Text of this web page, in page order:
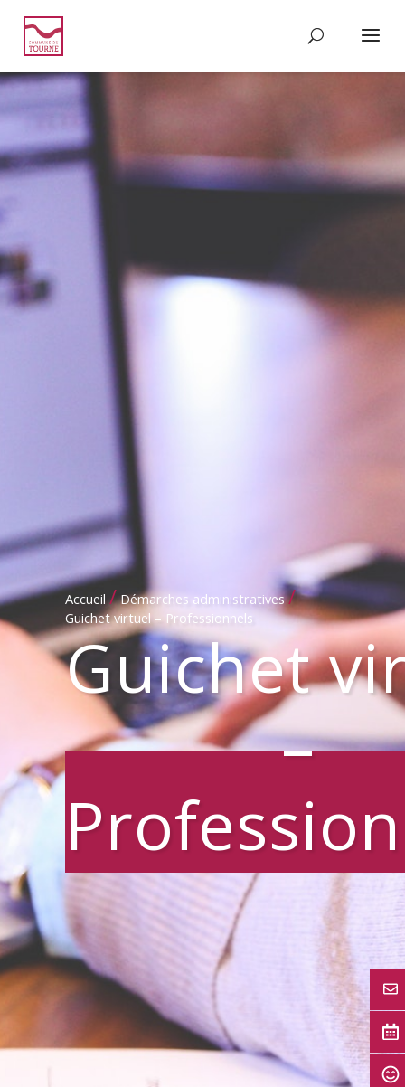
Accueil / Démarches administratives /
Guichet virtuel – Professionnels
Guichet
–